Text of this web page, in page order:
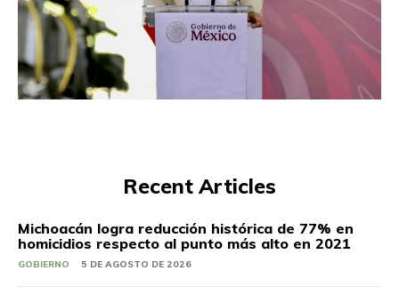
Recent Articles
Michoacán logra reducción histórica de 77% en
homicidios respecto al punto más alto en 2021
GOBIERNO 5 DE AGOSTO DE 2026